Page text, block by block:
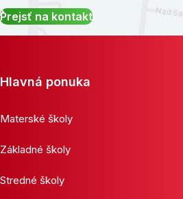
Prejsť na kontakt
Hlavná ponuka
Materské školy
Základné školy
Stredné školy